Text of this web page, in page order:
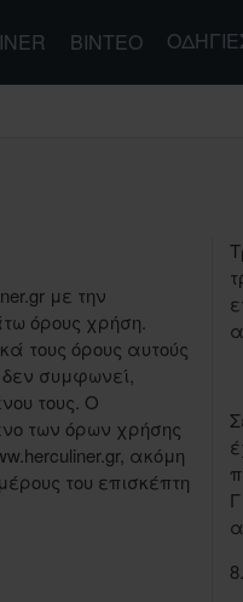
ΒΊΝΤΕΟ
με την
όρους χρήση.
τους όρους αυτούς
δεν συμφωνεί,
τους. Ο
των όρων χρήσης
ακόμη
του επισκέπτη